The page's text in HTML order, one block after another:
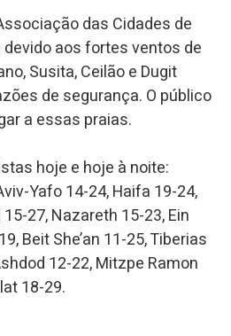
das Cidades de
aos fortes ventos de
Susita, Ceilão e Dugit
de segurança. O público
a essas praias.
hoje e hoje à noite:
Yafo 14-24, Haifa 19-24,
27, Nazareth 15-23, Ein
Beit She’an 11-25, Tiberias
12-22, Mitzpe Ramon
18-29.